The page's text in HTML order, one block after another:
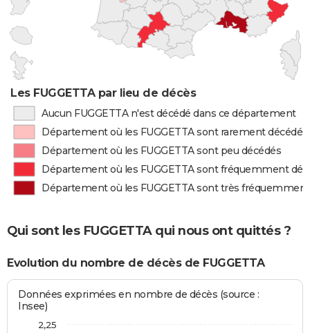
Les FUGGETTA par lieu de décès
Aucun FUGGETTA n'est décédé dans ce département
Département où les FUGGETTA sont rarement décédés
Département où les FUGGETTA sont peu décédés
Département où les FUGGETTA sont fréquemment
Département où les FUGGETTA sont très
Qui sont les FUGGETTA qui nous ont quittés ?
Evolution du nombre de décès de FUGGETTA
Données exprimées en nombre de décès (source :
Insee)
2,25